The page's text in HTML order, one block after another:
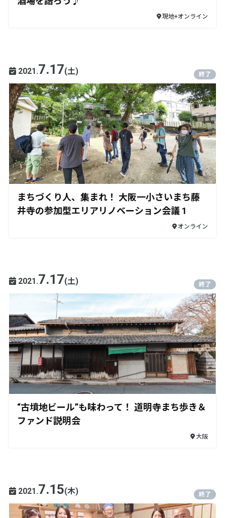
現地+オンライン
2021.7.17(土) 終了
まちづくり人、集まれ！ 大阪一小さいまち藤
井寺の参加型エリアリノベーション会議 1
オンライン
2021.7.17(土) 終了
“古墳地ビール”も味わって！ 道明寺まち歩き＆
ファンド説明会
大阪
2021.7.15(木) 終了